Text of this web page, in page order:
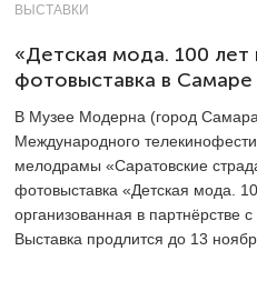
ВЫСТАВКИ
«Детская мода. 100 лет
фотовыставка в Самаре
В Музее Модерна (город
Международного
мелодрамы «Саратовские
фотовыставка «Детская мода.
организованная в партнёрстве
Выставка продлится до 13